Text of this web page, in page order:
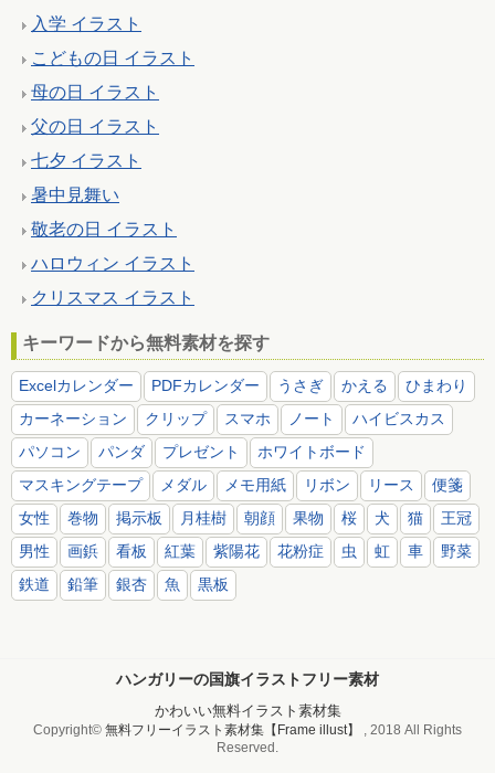
入学 イラスト
こどもの日 イラスト
母の日 イラスト
父の日 イラスト
七夕 イラスト
暑中見舞い
敬老の日 イラスト
ハロウィン イラスト
クリスマス イラスト
キーワードから無料素材を探す
Excelカレンダー PDFカレンダー うさぎ かえる
ひまわり
カーネーション
クリップ スマホ ノート
ハイビスカス
パソコン
パンダ プレゼント
ホワイトボード
マスキングテープ
メダル メモ用紙 リボン リース
便箋
女性
巻物 掲示板 月桂樹 朝顔 果物 桜 犬 猫
王冠
男性
画鋲 看板 紅葉 紫陽花 花粉症 虫 虹 車
野菜
鉄道
鉛筆 銀杏 魚 黒板
ハンガリーの国旗イラストフリー素材
かわいい無料イラスト素材集
Copyright© 無料フリーイラスト素材集【Frame illust】
, 2018 All Rights
Reserved.